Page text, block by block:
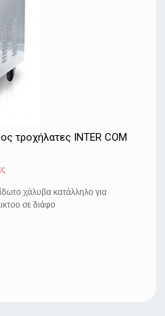
τροχήλατες INTER COM
χάλυβα κατάλληλο για
σε διάφο